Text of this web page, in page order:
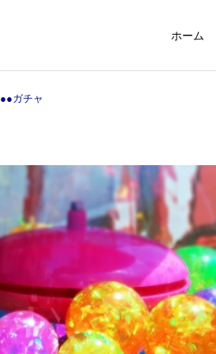
ホーム
●●ガチャ